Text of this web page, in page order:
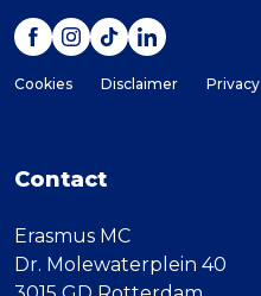
Cookies Disclaimer Privacy
Contact
Erasmus MC
Dr. Molewaterplein 40